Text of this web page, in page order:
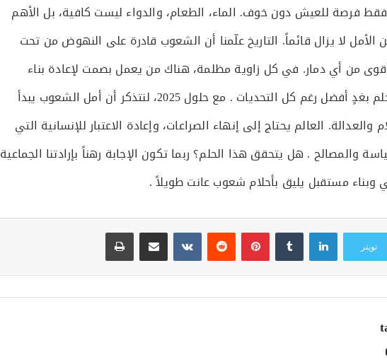
فرصة للعيش دون خوف. الماء، الطعام، والدواء ليست كافية، بل الأهم
الأمل لا يزال قائماً. التاريخ علّمنا أن الشعوب قادرة على النهوض من تحت
أقوى من أي دمار. في كل زاوية مظلمة، هناك من يعمل بصمت لإعادة بناء
المجتمعات، وهناك من يحلم بغدٍ أفضل رغم كل التحديات . مع حلول 2025، لنتذكر أن أمل الشعوب يبدأ
العالم يحتاج إلى إنهاء الصراعات، وإعادة الاعتبار للإنسانية التي
والمصالح . هل يتحقق هذا الحلم؟ ربما تكون الإجابة رهناً بإرادتنا الجماعية
وبناء مستقبل يليق بأحلام شعوب عانت طويلاً .
تويتر
لينكدإن ‏Tumblr بينتيريست
‏Reddit
‏VKontakte مشاركة عبر البريد طباعة